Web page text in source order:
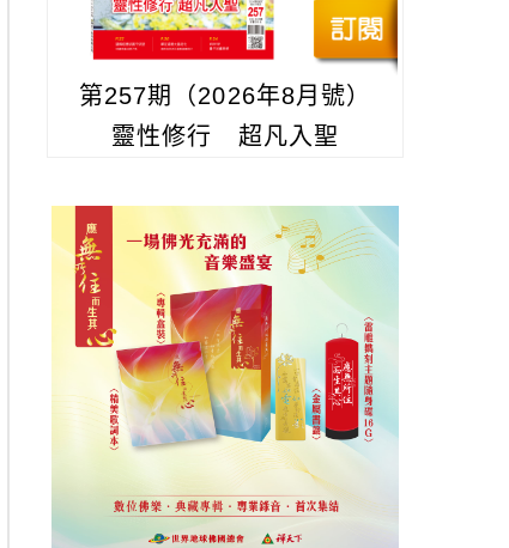
第257期（2026年8月號）
靈性修行 超凡入聖